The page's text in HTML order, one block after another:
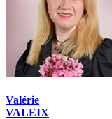
Valérie
VALEIX